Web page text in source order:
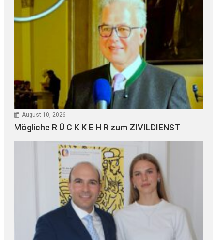
August 10, 2026
Mögliche R Ü C K K E H R zum ZIVILDIENST